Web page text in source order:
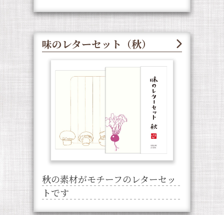
味のレターセット（秋）
秋の素材がモチーフのレターセッ
トです